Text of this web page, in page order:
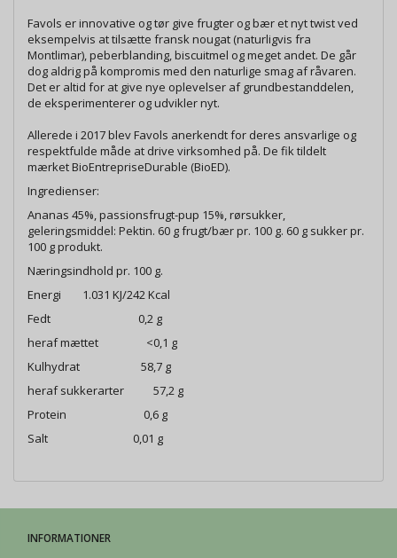
Favols er innovative og tør give frugter og bær et nyt twist ved
eksempelvis at tilsætte fransk nougat (naturligvis fra
Montlimar), peberblanding, biscuitmel og meget andet. De går
dog aldrig på kompromis med den naturlige smag af råvaren.
Det er altid for at give nye oplevelser af grundbestanddelen,
de eksperimenterer og udvikler nyt.
Allerede i 2017 blev Favols anerkendt for deres ansvarlige og
respektfulde måde at drive virksomhed på. De fik tildelt
mærket BioEntrepriseDurable (BioED).
Ingredienser:
Ananas 45%, passionsfrugt-pup 15%, rørsukker,
geleringsmiddel: Pektin. 60 g frugt/bær pr. 100 g. 60 g sukker pr.
100 g produkt.
Næringsindhold pr. 100 g.
Energi 1.031 KJ/242 Kcal
Fedt 0,2 g
heraf mættet <0,1 g
Kulhydrat 58,7 g
heraf sukkerarter 57,2 g
Protein 0,6 g
Salt 0,01 g
INFORMATIONER